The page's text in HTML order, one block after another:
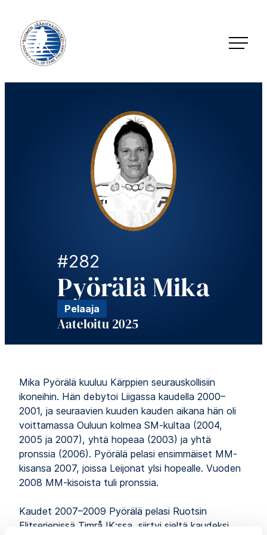
suoraan
sisältöön
Jääkiekkomuseo – Hockey Hall of Fame Finland
#282
Pyörälä Mika
Pelaaja
Aateloitu 2025
Mika Pyörälä kuuluu Kärppien seurauskollisiin
ikoneihin. Hän debytoi Liigassa kaudella 2000–
2001, ja seuraavien kuuden kauden aikana hän oli
voittamassa Ouluun kolmea SM-kultaa (2004,
2005 ja 2007), yhtä hopeaa (2003) ja yhtä
pronssia (2006). Pyörälä pelasi ensimmäiset MM-
kisansa 2007, joissa Leijonat ylsi hopealle. Vuoden
2008 MM-kisoista tuli pronssia.
Kaudet 2007–2009 Pyörälä pelasi Ruotsin
Elitserienissä Timrå IK:ssa, siirtyi sieltä kaudeksi